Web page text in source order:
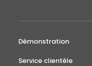
Démonstration
Service clientèle